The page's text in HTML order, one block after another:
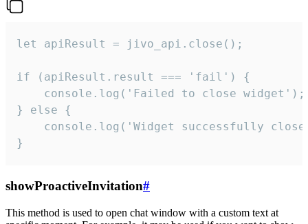
let apiResult = jivo_api.close();
if (apiResult.result === 'fail') {
    console.log('Failed to close widget');
} else {
console.log('Widget successfully
}
showProactiveInvitation#
This method is used to open chat window with a custom text at